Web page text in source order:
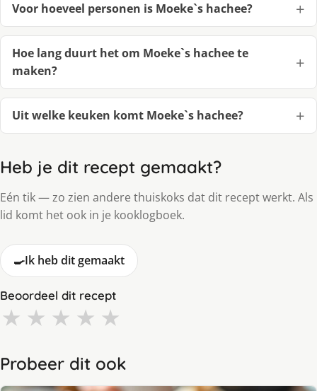
Voor hoeveel personen is Moeke`s hachee?
Hoe lang duurt het om Moeke`s hachee te
maken?
Uit welke keuken komt Moeke`s hachee?
Heb je dit recept gemaakt?
Eén tik — zo zien andere thuiskoks dat dit recept werkt. Als
lid komt het ook in je kooklogboek.
🍳Ik heb dit gemaakt
Beoordeel dit recept
★ ★ ★ ★ ★
Probeer dit ook